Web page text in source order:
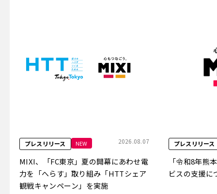
プレスリリース NEW 2026.08.07
MIXI、「FC東京」夏の開幕にあわせ電
力を「へらす」取り組み「HTTシェア
観戦キャンペーン」を実施
プレスリリース
「令和8年熊
ビスの支援に